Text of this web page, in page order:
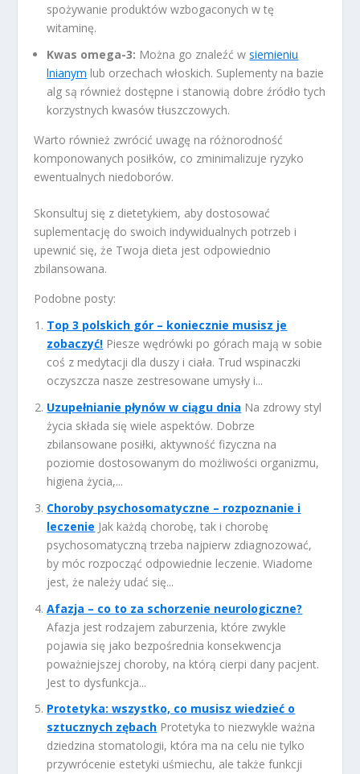
spożywanie produktów wzbogaconych w tę
witaminę.
Kwas omega-3: Można go znaleźć wsiemieniu
lnianym lub orzechach włoskich. Suplementy na bazie
alg są również dostępne i stanowią dobre źródło tych
korzystnych kwasów tłuszczowych.
Warto również zwrócić uwagę na różnorodność
komponowanych posiłków, co zminimalizuje ryzyko
ewentualnych niedoborów.
Skonsultuj się z dietetykiem, aby dostosować
suplementację do swoich indywidualnych potrzeb i
upewnić się, że Twoja dieta jest odpowiednio
zbilansowana.
Podobne posty:
Top 3 polskich gór – koniecznie musisz je
zobaczyć! Piesze wędrówki po górach mają w sobie
coś z medytacji dla duszy i ciała. Trud wspinaczki
oczyszcza nasze zestresowane umysły i...
Uzupełnianie płynów w ciągu dnia Na zdrowy styl
życia składa się wiele aspektów. Dobrze
zbilansowane posiłki, aktywność fizyczna na
poziomie dostosowanym do możliwości organizmu,
higiena życia,...
Choroby psychosomatyczne – rozpoznanie i
leczenie Jak każdą chorobę, tak i chorobę
psychosomatyczną trzeba najpierw zdiagnozować,
by móc rozpocząć odpowiednie leczenie. Wiadome
jest, że należy udać się...
Afazja – co to za schorzenie neurologiczne?
Afazja jest rodzajem zaburzenia, które zwykle
pojawia się jako bezpośrednia konsekwencja
poważniejszej choroby, na którą cierpi dany pacjent.
Jest to dysfunkcja...
Protetyka: wszystko, co musisz wiedzieć o
sztucznych zębach Protetyka to niezwykle ważna
dziedzina stomatologii, która ma na celu nie tylko
przywrócenie estetyki uśmiechu, ale także funkcji